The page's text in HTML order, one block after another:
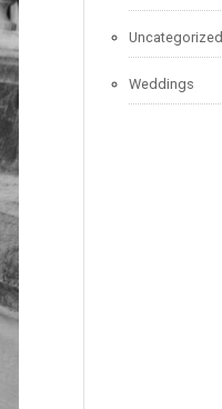
Uncategorized
Weddings